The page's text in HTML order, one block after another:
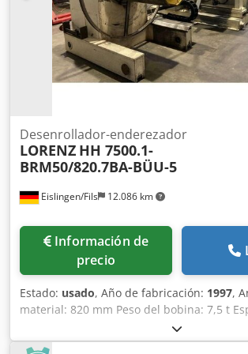
Eislingen/Fils 12.086 km
Desenrollador-enderezador
LORENZ HH 7500.1-
BRM50/820.7BA-BÜU-5
Información de
precio
Estado: usado, Año de fabricación: 1997,
material: 820 mm Peso del bobina: 7,5 t
material: 0,8 - 5,0 mm Diámetro interior de
520 mm Diámetro exterior de la bobina: